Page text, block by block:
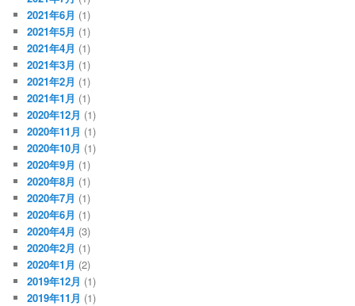
2021年6月 (1)
2021年5月 (1)
2021年4月 (1)
2021年3月 (1)
2021年2月 (1)
2021年1月 (1)
2020年12月 (1)
2020年11月 (1)
2020年10月 (1)
2020年9月 (1)
2020年8月 (1)
2020年7月 (1)
2020年6月 (1)
2020年4月 (3)
2020年2月 (1)
2020年1月 (2)
2019年12月 (1)
2019年11月 (1)